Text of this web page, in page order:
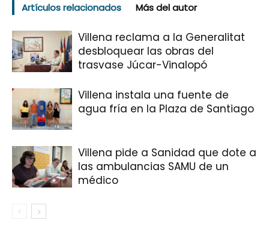
Artículos relacionados Más del autor
Villena reclama a la Generalitat
desbloquear las obras del
trasvase Júcar-Vinalopó
Villena instala una fuente de
agua fría en la Plaza de Santiago
Villena pide a Sanidad que dote a
las ambulancias SAMU de un
médico